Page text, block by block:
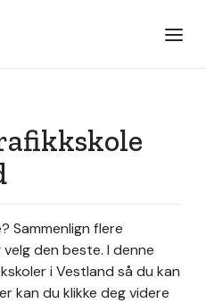
Sammenlign flere
den beste. I denne
i Vestland så du kan
kan du klikke deg videre